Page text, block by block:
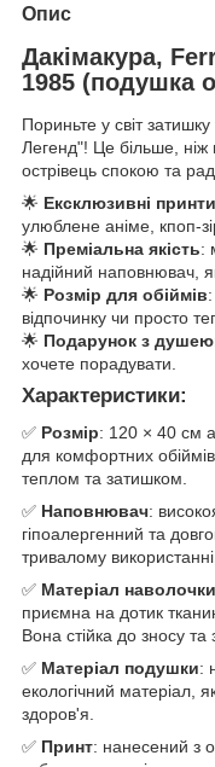
Опис
Дакімакура,
1985 (подушка
Пориньте у світ
Легенд"! Це більше,
острівець спокою та
🌟 Ексклюзивні принти
улюблене аніме, кпоп-
🌟 Преміальна якість:
надійний наповнювач,
🌟 Розмір для обіймів
відпочинку чи просто
🌟 Подарунок з душею
хочете порадувати.
Характеристики:
✅ Розмір: 120 × 40 см
для комфортних
теплом та затишком.
✅ Наповнювач:
гіпоалергенний та
тривалому
✅ Матеріал наволочки
приємна на дотик
Вона стійка до зносу та
✅ Матеріал подушки:
екологічний матеріал,
здоров'я.
✅ Принт: нанесений з